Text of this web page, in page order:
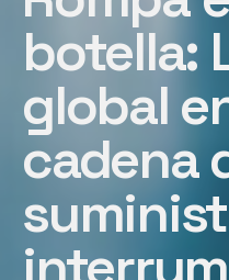
botella:
global
cadena